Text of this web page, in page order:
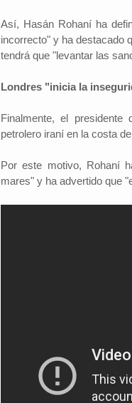
Así, Hasán Rohaní ha
incorrecto" y ha destacado
tendrá que "levantar las
Londres "inicia la
Finalmente, el presidente
petrolero iraní en la costa
Por este motivo, Rohaní
mares" y ha advertido que